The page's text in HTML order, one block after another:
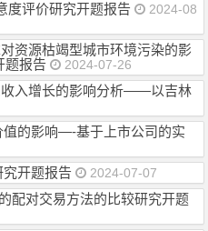
度评价研究开题报告
2024-08
资源枯竭型城市环境污染的影
题报告
2024-07-26
收入增长的影响分析——以吉林
值的影响—-基于上市公司的实
开题报告
2024-07-07
配对交易方法的比较研究开题